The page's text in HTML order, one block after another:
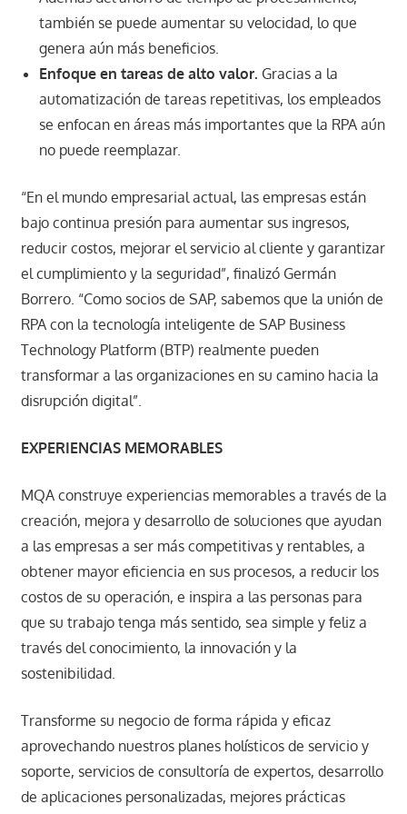
también se puede aumentar su velocidad, lo que
genera aún más beneficios.
Enfoque en tareas de alto valor. Gracias a la
automatización de tareas repetitivas, los empleados
se enfocan en áreas más importantes que la RPA aún
no puede reemplazar.
“En el mundo empresarial actual, las empresas están
bajo continua presión para aumentar sus ingresos,
reducir costos, mejorar el servicio al cliente y garantizar
el cumplimiento y la seguridad”, finalizó Germán
Borrero. “Como socios de SAP, sabemos que la unión de
RPA con la tecnología inteligente de SAP Business
Technology Platform (BTP) realmente pueden
transformar a las organizaciones en su camino hacia la
disrupción digital”.
EXPERIENCIAS MEMORABLES
MQA construye experiencias memorables a través de la
creación, mejora y desarrollo de soluciones que ayudan
a las empresas a ser más competitivas y rentables, a
obtener mayor eficiencia en sus procesos, a reducir los
costos de su operación, e inspira a las personas para
que su trabajo tenga más sentido, sea simple y feliz a
través del conocimiento, la innovación y la
sostenibilidad.
Transforme su negocio de forma rápida y eficaz
aprovechando nuestros planes holísticos de servicio y
soporte, servicios de consultoría de expertos, desarrollo
de aplicaciones personalizadas, mejores prácticas